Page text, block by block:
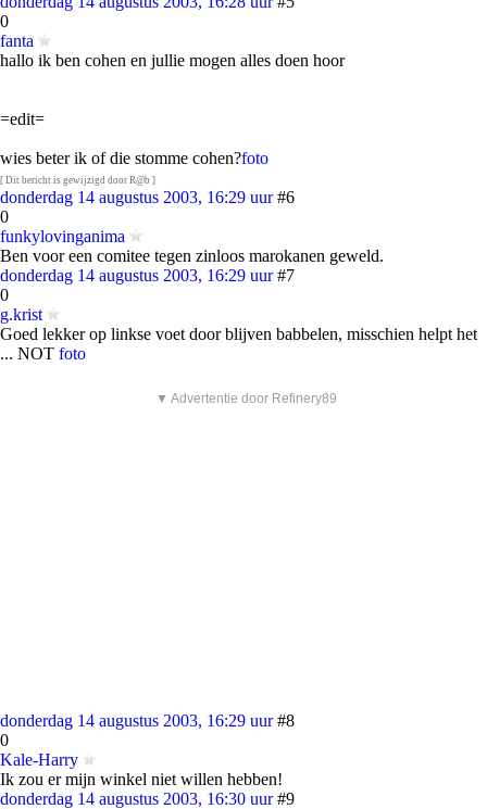
0
fanta
hallo ik ben cohen en jullie mogen alles doen hoor
=edit=
wies beter ik of die stomme cohen?foto
[ Dit bericht is gewijzigd door R@b ]
donderdag 14 augustus 2003, 16:29 uur #6
0
funkylovinganima
Ben voor een comitee tegen zinloos marokanen geweld.
donderdag 14 augustus 2003, 16:29 uur #7
0
g.krist
Goed lekker op linkse voet door blijven babbelen, misschien helpt het
... NOT foto
▼ Advertentie door Refinery89
donderdag 14 augustus 2003, 16:29 uur #8
0
Kale-Harry
Ik zou er mijn winkel niet willen hebben!
donderdag 14 augustus 2003, 16:30 uur #9